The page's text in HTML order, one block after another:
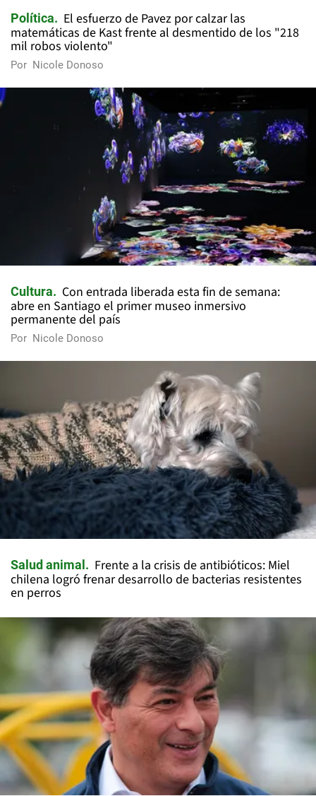
Política
El esfuerzo de Pavez por calzar las
matemáticas de Kast frente al desmentido de los "218
mil robos violento"
Por Nicole Donoso
Cultura
Con entrada liberada esta fin de semana:
abre en Santiago el primer museo inmersivo
permanente del país
Por Nicole Donoso
Salud animal
Frente a la crisis de antibióticos: Miel
chilena logró frenar desarrollo de bacterias resistentes
en perros